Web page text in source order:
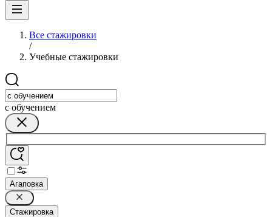
Все стажировки
/
Учебные стажировки
с обучением
Агаповка
Стажировка